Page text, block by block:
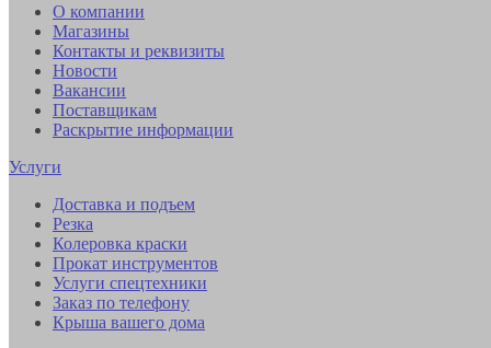
О компании
Магазины
Контакты и реквизиты
Новости
Вакансии
Поставщикам
Раскрытие информации
Услуги
Доставка и подъем
Резка
Колеровка краски
Прокат инструментов
Услуги спецтехники
Заказ по телефону
Крыша вашего дома